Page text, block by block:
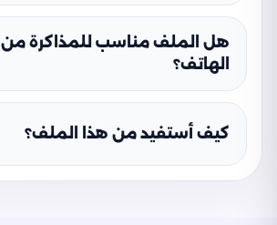
هل الملف مناسب للمذاكرة من
الهاتف؟
كيف أستفيد من هذا الملف؟